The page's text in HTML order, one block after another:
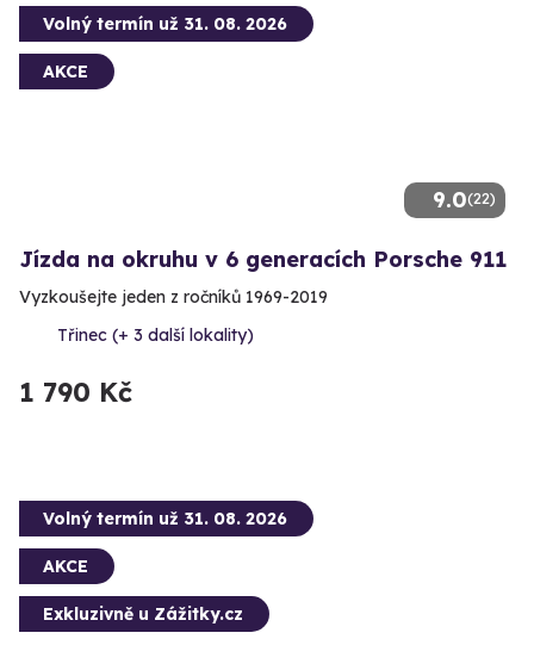
9.0(22)
Volný termín už 31. 08. 2026
AKCE
Jízda na okruhu v 6 generacích Porsche 911
Vyzkoušejte jeden z ročníků 1969-2019
Třinec (+ 3 další lokality)
1 790 Kč
Volný termín už 31. 08. 2026
AKCE
Exkluzivně u Zážitky.cz